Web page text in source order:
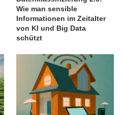
Wie man sensible
Informationen im Zeitalter
von KI und Big Data
schützt